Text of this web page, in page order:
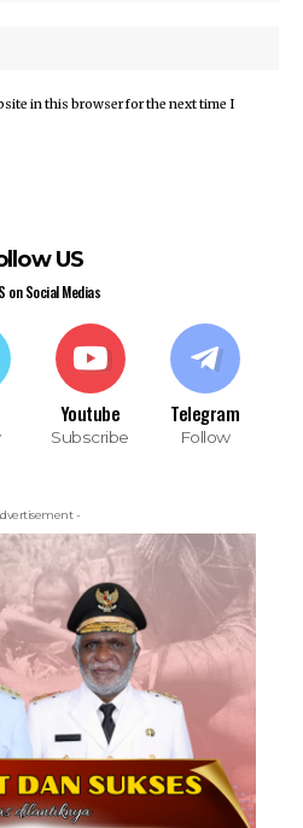
in this browser for the next time I
US
on Social Medias
Youtube
Subscribe
Telegram
Follow
-